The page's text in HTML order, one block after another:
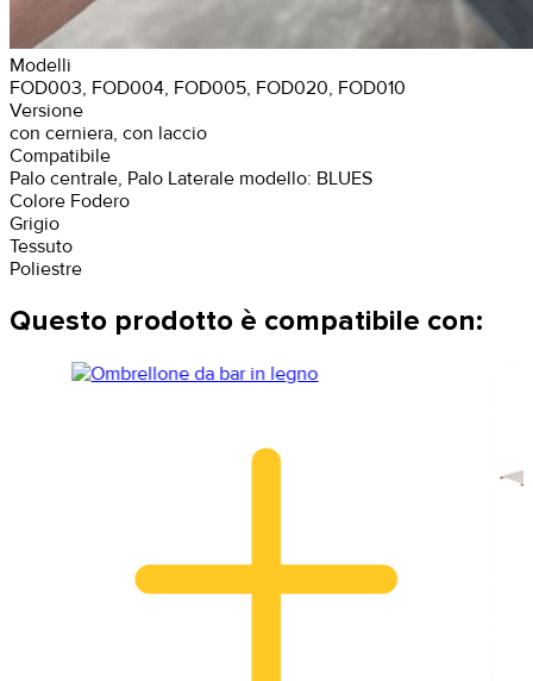
Modelli
FOD003, FOD004, FOD005, FOD020, FOD010
Versione
con cerniera, con laccio
Compatibile
Palo centrale, Palo Laterale modello: BLUES
Colore Fodero
Grigio
Tessuto
Poliestre
Questo prodotto è compatibile con: